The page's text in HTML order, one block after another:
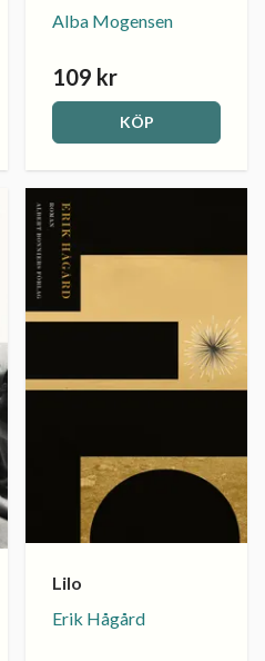
Alba Mogensen
109 kr
KÖP
Lilo
Erik Hågård